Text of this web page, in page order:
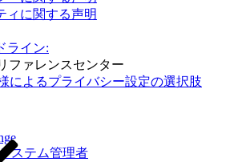
ィに関する声明
ライン:
ファレンスセンター
によるプライバシー設定の選択肢
システム管理者